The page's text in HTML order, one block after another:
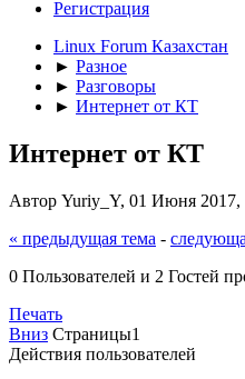
Регистрация
Linux Forum Казахстан
► Разное
► Разговоры
► Интернет от КТ
Интернет от КТ
Автор Yuriy_Y, 01 Июня 2017,
« предыдущая тема -
0 Пользователей и 2 Гостей
Печать
Вниз Страницы1
Действия пользователей